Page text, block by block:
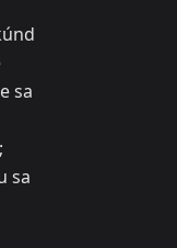
sa
sa